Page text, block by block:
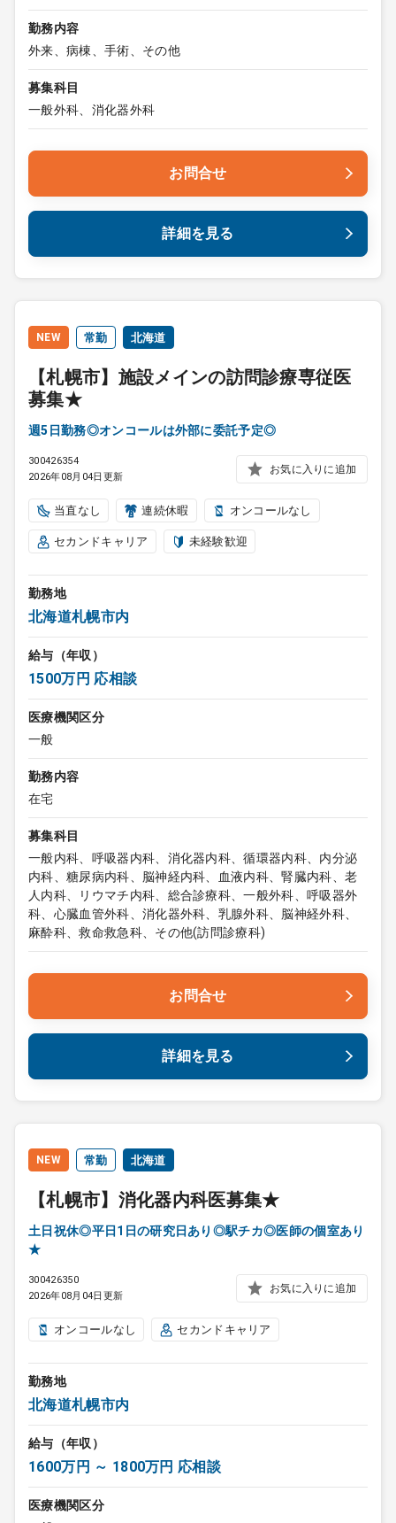
勤務内容
外来、病棟、手術、その他
募集科目
一般外科、消化器外科
お問合せ
詳細を見る
NEW 常勤 北海道
【札幌市】施設メインの訪問診療専従医
募集★
週5日勤務◎オンコールは外部に委託予定◎
300426354
2026年08月04日更新
お気に入りに追加
当直なし 連続休暇 オンコールなし
セカンドキャリア 未経験歓迎
勤務地
北海道札幌市内
給与（年収）
1500万円 応相談
医療機関区分
一般
勤務内容
在宅
募集科目
一般内科、呼吸器内科、消化器内科、循環器内科、内分泌
内科、糖尿病内科、脳神経内科、血液内科、腎臓内科、老
人内科、リウマチ内科、総合診療科、一般外科、呼吸器外
科、心臓血管外科、消化器外科、乳腺外科、脳神経外科、
麻酔科、救命救急科、その他(訪問診療科)
お問合せ
詳細を見る
NEW 常勤 北海道
【札幌市】消化器内科医募集★
土日祝休◎平日1日の研究日あり◎駅チカ◎医師の個室あり
★
300426350
2026年08月04日更新
お気に入りに追加
オンコールなし セカンドキャリア
勤務地
北海道札幌市内
給与（年収）
1600万円 ～ 1800万円 応相談
医療機関区分